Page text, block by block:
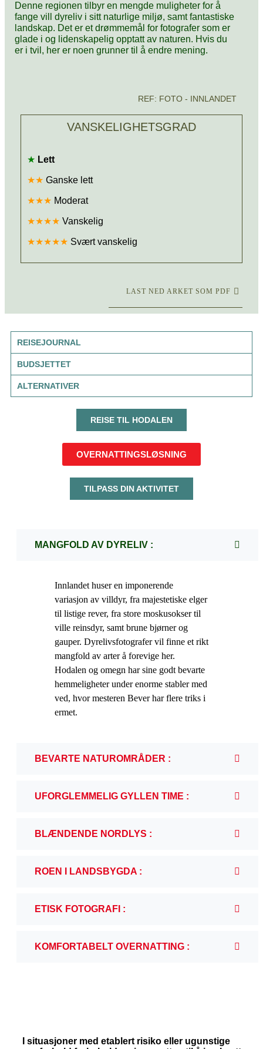
Denne regionen tilbyr en mengde muligheter for å
fange vill dyreliv i sitt naturlige miljø, samt fantastiske
landskap. Det er et drømmemål for fotografer som er
glade i og lidenskapelig opptatt av naturen. Hvis du
er i tvil, her er noen grunner til å endre mening.
REF: FOTO - INNLANDET
VANSKELIGHETSGRAD
★ Lett
★★Ganske lett
★★★ Moderat
★★★★Vanskelig
★★★★★ Svært vanskelig
LAST NED ARKET SOM PDF
REISEJOURNAL
BUDSJETTET
ALTERNATIVER
REISE TIL HODALEN
OVERNATTINGSLØSNING
TILPASS DIN AKTIVITET
MANGFOLD AV DYRELIV :
Innlandet huser en imponerende
variasjon av villdyr, fra majestetiske elger
til listige rever, fra store moskusokser til
ville reinsdyr, samt brune bjørner og
gauper. Dyrelivsfotografer vil finne et rikt
mangfold av arter å forevige her.
Hodalen og omegn har sine godt bevarte
hemmeligheter under enorme stabler med
ved, hvor mesteren Bever har flere triks i
ermet.
BEVARTE NATUROMRÅDER :
UFORGLEMMELIG GYLLEN TIME :
BLÆNDENDE NORDLYS :
ROEN I LANDSBYGDA :
ETISK FOTOGRAFI :
KOMFORTABELT OVERNATTING :
I situasjoner med etablert risiko eller ugunstige